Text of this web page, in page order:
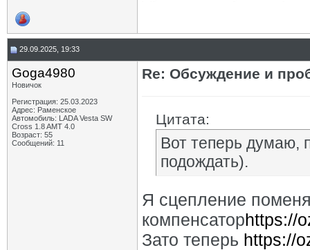
29.09.2025, 19:33
Goga4980
Новичок
Регистрация: 25.03.2023
Адрес: Раменское
Автомобиль: LADA Vesta SW
Cross 1.8 AMT 4.0
Возраст: 55
Сообщений: 11
Re: Обсуждение и
Цитата:
Вот теперь думаю,
подождать).
Я сцепление
компенсаторhttps://
Зато теперь https://